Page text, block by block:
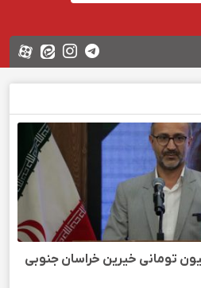
میلیارد و ۴۰۰ میلیون تومانی خیرین خراسان جنوبی